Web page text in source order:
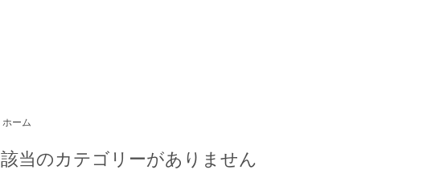
ホーム
該当のカテゴリーがありません